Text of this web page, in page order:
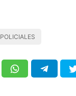
POLICIALES